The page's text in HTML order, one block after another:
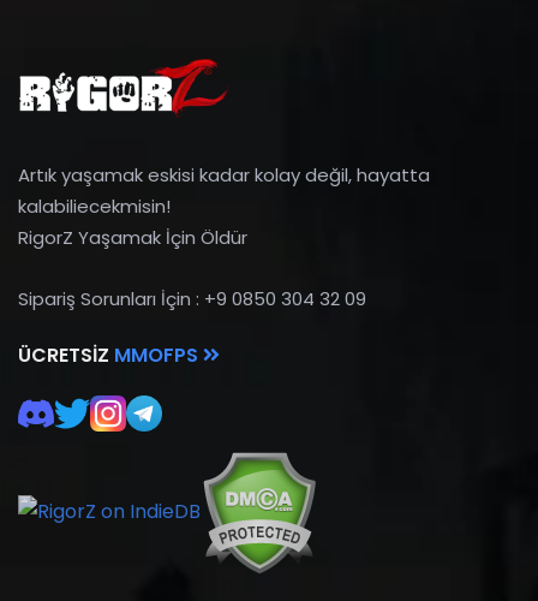
Artık yaşamak eskisi kadar kolay değil, hayatta
kalabiliecekmisin!
RigorZ Yaşamak İçin Öldür
Sipariş Sorunları İçin : +9 0850 304 32 09
ÜCRETSIZ MMOFPS